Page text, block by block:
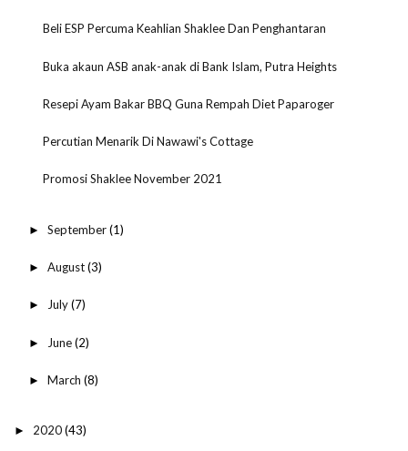
Beli ESP Percuma Keahlian Shaklee Dan Penghantaran
Buka akaun ASB anak-anak di Bank Islam, Putra Heights
Resepi Ayam Bakar BBQ Guna Rempah Diet Paparoger
Percutian Menarik Di Nawawi's Cottage
Promosi Shaklee November 2021
► September(1)
► August(3)
► July(7)
► June(2)
► March (8)
► 2020(43)